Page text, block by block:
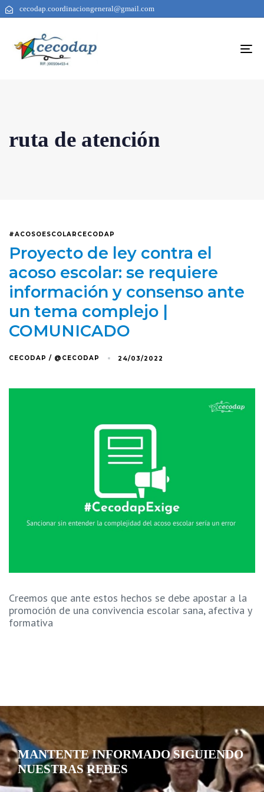
cecodap.coordinaciongeneral@gmail.com
ruta de atención
#ACOSOESCOLARCECODAP
Proyecto de ley contra el
acoso escolar: se requiere
información y consenso ante
un tema complejo |
COMUNICADO
CECODAP / @CECODAP 24/03/2022
Creemos que ante estos hechos se debe apostar a la
promoción de una convivencia escolar sana, afectiva y
formativa
MANTENTE INFORMADO SIGUIENDO
NUESTRAS REDES